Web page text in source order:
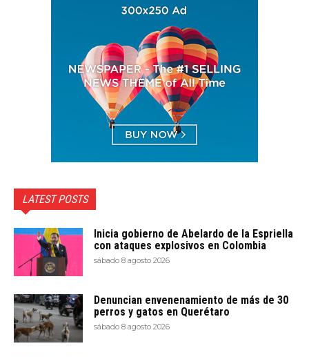
LATEST POSTS
Inicia gobierno de Abelardo de la Espriella
con ataques explosivos en Colombia
sábado 8 agosto 2026
Denuncian envenenamiento de más de 30
perros y gatos en Querétaro
sábado 8 agosto 2026